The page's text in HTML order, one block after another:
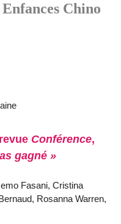
Chino
Conférence,
gagné »
Fasani, Cristina
Rosanna Warren,